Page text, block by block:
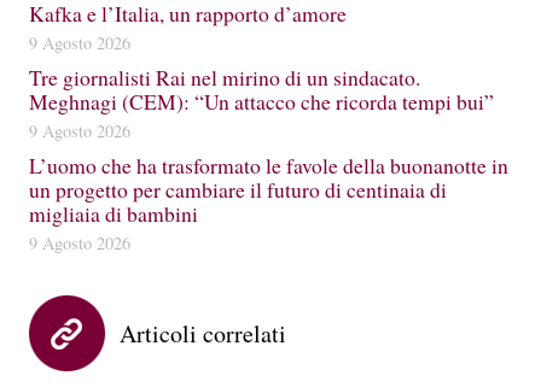
Kafka e l’Italia, un rapporto d’amore
9 Agosto 2026
Tre giornalisti Rai nel mirino di un sindacato.
Meghnagi (CEM): “Un attacco che ricorda tempi bui”
9 Agosto 2026
L’uomo che ha trasformato le favole della buonanotte in
un progetto per cambiare il futuro di centinaia di
migliaia di bambini
9 Agosto 2026
Articoli correlati